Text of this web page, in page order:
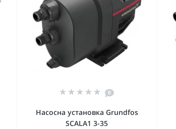
0
Насосна установка Grundfos
SCALA1 3-35